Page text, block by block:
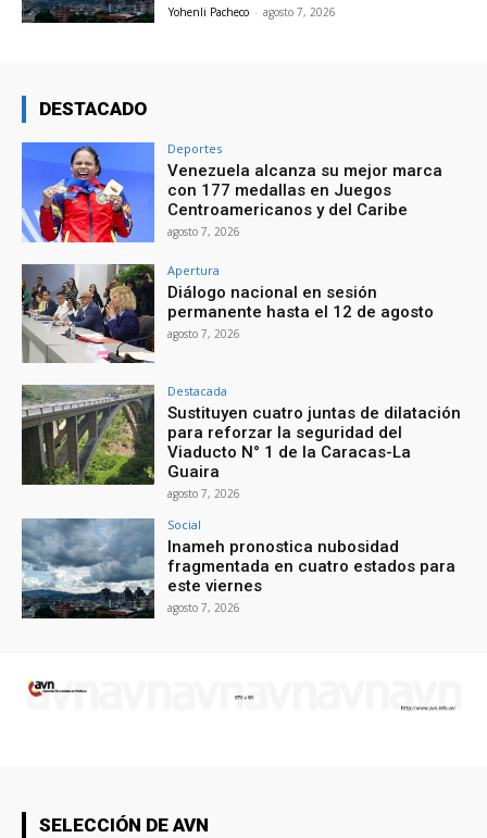
Yohenli Pacheco - agosto 7, 2026
DESTACADO
Deportes
Venezuela alcanza su mejor marca
con 177 medallas en Juegos
Centroamericanos y del Caribe
agosto 7, 2026
Apertura
Diálogo nacional en sesión
permanente hasta el 12 de agosto
agosto 7, 2026
Destacada
Sustituyen cuatro juntas de dilatación
para reforzar la seguridad del
Viaducto N° 1 de la Caracas-La
Guaira
agosto 7, 2026
Social
Inameh pronostica nubosidad
fragmentada en cuatro estados para
este viernes
agosto 7, 2026
SELECCIÓN DE AVN